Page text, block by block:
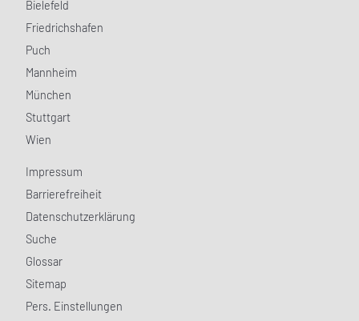
Bielefeld
Friedrichshafen
Puch
Mannheim
München
Stuttgart
Wien
Impressum
Barrierefreiheit
Datenschutzerklärung
Suche
Glossar
Sitemap
Pers. Einstellungen